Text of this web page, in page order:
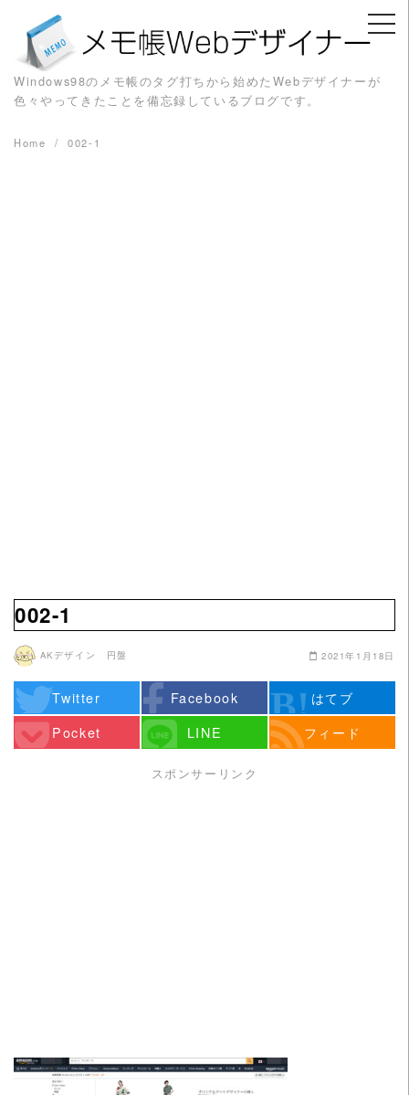
content
Windows98のメモ帳のタグ打ちから始めたWebデザイナーが
色々やってきたことを備忘録しているブログです。
Home 002-1
002-1
AKデザイン 円盤 2021年1月18日
Twitter Facebook
はてブ
Pocket
LINE フィード
スポンサーリンク